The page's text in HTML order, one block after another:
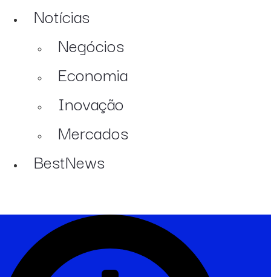
Notícias
Negócios
Economia
Inovação
Mercados
BestNews